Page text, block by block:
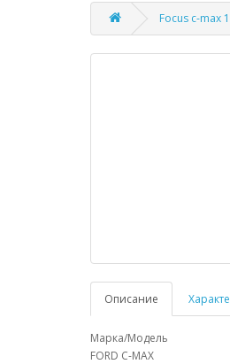
Focus c-max
Описание
Марка/Модель
FORD C-MAX